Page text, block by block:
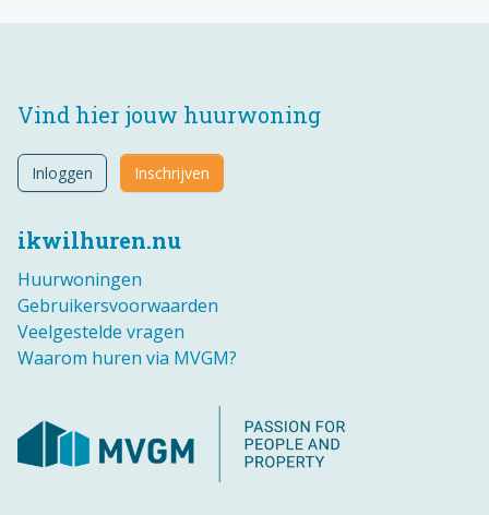
ikwilhuren.nu
Huurwoningen
Gebruikersvoorwaarden
Veelgestelde vragen
Waarom huren via MVGM?
Vind hier jouw huurwoning
Inloggen Inschrijven